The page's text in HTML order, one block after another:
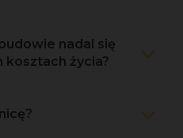
nadal się
kosztach życia?